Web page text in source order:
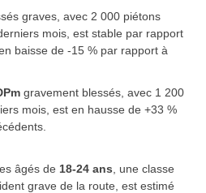
graves, avec 2 000 piétons
mois, est stable par rapport
baisse de -15 % par rapport à
gravement blessés, avec 1 200
mois, est en hausse de +33 %
âgés de 18-24 ans , une classe
grave de la route, est estimé